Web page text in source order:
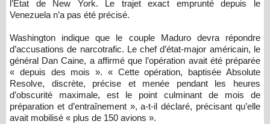
l’État de New York. Le trajet exact emprunté depuis le
Venezuela n’a pas été précisé.
Washington indique que le couple Maduro devra répondre
d’accusations de narcotrafic. Le chef d’état-major américain, le
général Dan Caine, a affirmé que l’opération avait été préparée
« depuis des mois ». « Cette opération, baptisée Absolute
Resolve, discrète, précise et menée pendant les heures
d’obscurité maximale, est le point culminant de mois de
préparation et d’entraînement », a-t-il déclaré, précisant qu’elle
avait mobilisé « plus de 150 avions ».